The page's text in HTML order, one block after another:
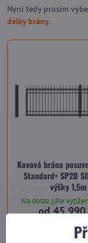
Nyní tedy prosím
délky brány.
Kovová brána
Standard+ SP20
výšky 1,5m
Na dotaz (dle
od 45 990
Zobrazit